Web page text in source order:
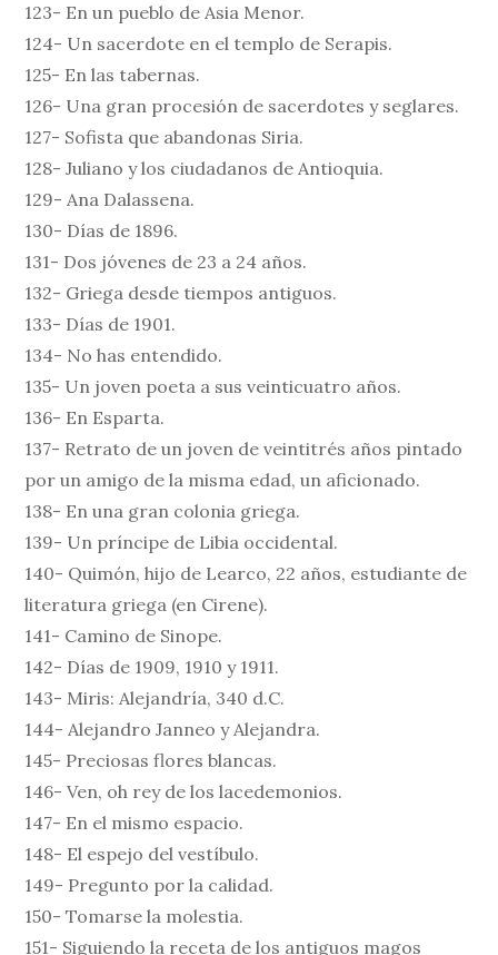
123- En un pueblo de Asia Menor.
124- Un sacerdote en el templo de Serapis.
125- En las tabernas.
126- Una gran procesión de sacerdotes y seglares.
127- Sofista que abandonas Siria.
128- Juliano y los ciudadanos de Antioquia.
129- Ana Dalassena.
130- Días de 1896.
131- Dos jóvenes de 23 a 24 años.
132- Griega desde tiempos antiguos.
133- Días de 1901.
134- No has entendido.
135- Un joven poeta a sus veinticuatro años.
136- En Esparta.
137- Retrato de un joven de veintitrés años pintado
por un amigo de la misma edad, un aficionado.
138- En una gran colonia griega.
139- Un príncipe de Libia occidental.
140- Quimón, hijo de Learco, 22 años, estudiante de
literatura griega (en Cirene).
141- Camino de Sinope.
142- Días de 1909, 1910 y 1911.
143- Miris: Alejandría, 340 d.C.
144- Alejandro Janneo y Alejandra.
145- Preciosas flores blancas.
146- Ven, oh rey de los lacedemonios.
147- En el mismo espacio.
148- El espejo del vestíbulo.
149- Pregunto por la calidad.
150- Tomarse la molestia.
151- Siguiendo la receta de los antiguos magos